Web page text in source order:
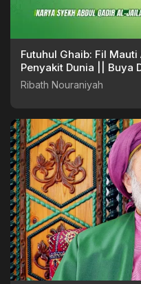
Futuhul Ghaib: Fil
Penyakit Dunia || Buya
Ribath Nouraniyah